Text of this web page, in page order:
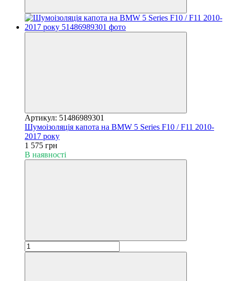
Артикул: 51486989301
Шумоізоляція капота на BMW 5 Series F10 / F11 2010-
2017 року
1 575 грн
В наявності